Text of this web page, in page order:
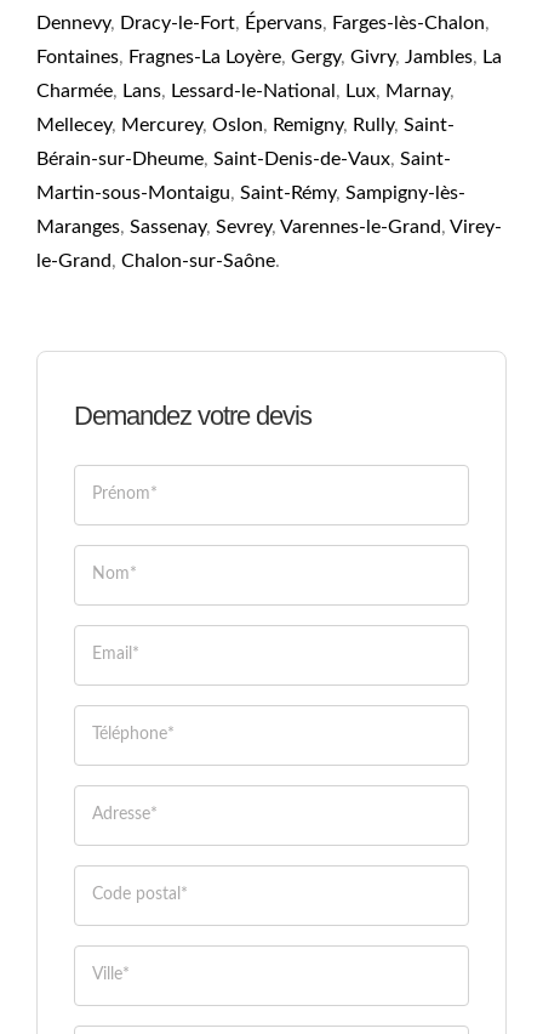
Dennevy, Dracy-le-Fort, Épervans, Farges-lès-Chalon,
Fontaines, Fragnes-La Loyère, Gergy, Givry, Jambles, La
Charmée, Lans, Lessard-le-National , Lux, Marnay,
Mellecey, Mercurey, Oslon, Remigny, Rully, Saint-
Bérain-sur-Dheume, Saint-Denis-de-Vaux, Saint-
Martin-sous-Montaigu, Saint-Rémy, Sampigny-lès-
Maranges, Sassenay, Sevrey, Varennes-le-Grand, Virey-
le-Grand, Chalon-sur-Saône.
Demandez votre devis